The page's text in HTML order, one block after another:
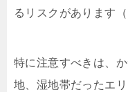
るリスクがあります
特に注意すべきは、
地、湿地帯だったエ